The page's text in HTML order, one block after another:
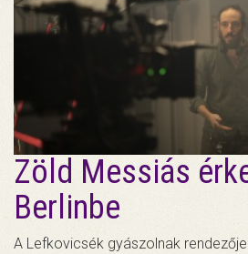
Zöld Messiás
Berlinbe
A Lefkovicsék gyászolnak